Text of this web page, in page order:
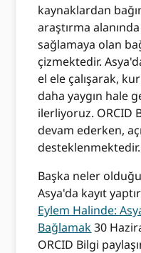
kaynaklardan
araştırma
sağlamaya olan
çizmektedir.
el ele çalışarak,
daha yaygın hale
ilerliyoruz. ORCID
devam ederken,
desteklenmektedir.
Başka neler
Asya'da kayıt
Eylem Halinde:
Bağlamak30
ORCID Bilgi